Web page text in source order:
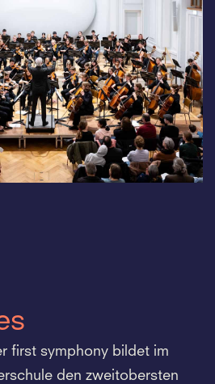
first symphony bildet im
den zweitobersten